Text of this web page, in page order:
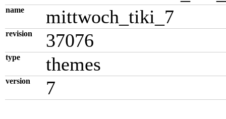
name mittwoch_tiki_7
revision 37076
type themes
version 7